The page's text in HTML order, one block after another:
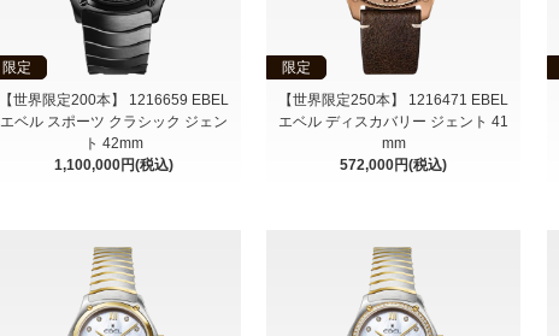
限定
【世界限定200本】 1216659 EBEL
エベル スポーツ クラシック ジェン
ト 42mm
1,100,000円(税込)
限定
【世界限定250本】 1216471 EBEL
エベル ディスカバリー ジェント 41
mm
572,000円(税込)